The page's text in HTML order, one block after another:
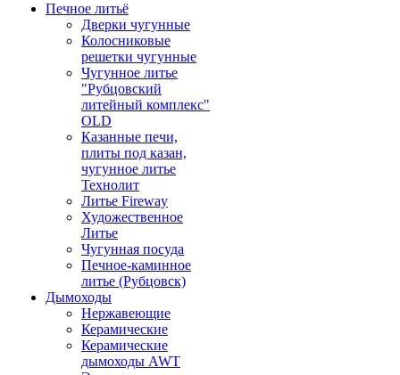
Печное литьё
Дверки чугунные
Колосниковые
решетки чугунные
Чугунное литье
"Рубцовский
литейный комплекс"
OLD
Казанные печи,
плиты под казан,
чугунное литье
Технолит
Литье Fireway
Художественное
Литье
Чугунная посуда
Печное-каминное
литье (Рубцовск)
Дымоходы
Нержавеющие
Керамические
Керамические
дымоходы AWT